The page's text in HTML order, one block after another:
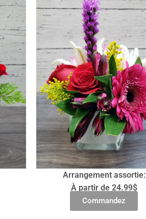
Arrangement assortie:
À partir de 24.99$
Commandez